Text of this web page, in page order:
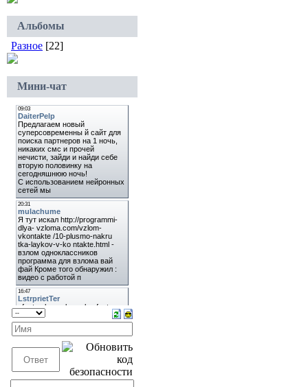
Альбомы
Разное [22]
Мини-чат